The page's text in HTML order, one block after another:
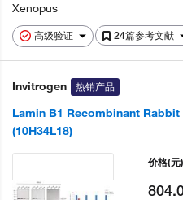
高级验证 24篇参考文献
Xenopus
Invitrogen 热销产品
Lamin B1 Recombinant
(10H34L18)
价格(元)